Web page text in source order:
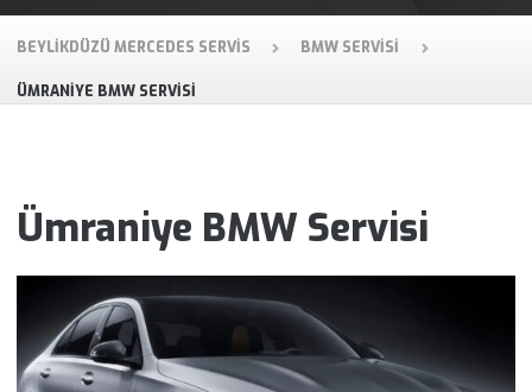
BEYLIKDÜZÜ MERCEDES SERVIS BMW SERVISI
ÜMRANIYE BMW SERVISI
Ümraniye BMW Servisi